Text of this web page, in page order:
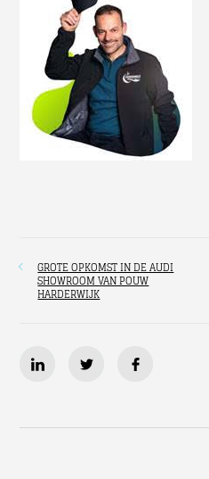
GROTE OPKOMST IN DE AUDI
SHOWROOM VAN POUW
HARDERWIJK